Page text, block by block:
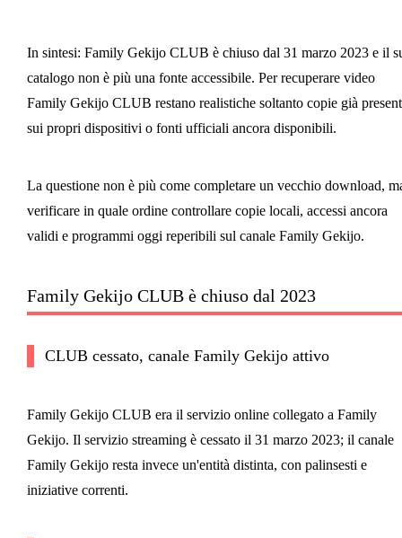
In sintesi: Family Gekijo CLUB è chiuso dal 31 marzo 2023 e il
catalogo non è più una fonte accessibile. Per recuperare video
Family Gekijo CLUB restano realistiche soltanto copie già
sui propri dispositivi o fonti ufficiali ancora disponibili.
La questione non è più come completare un vecchio download,
verificare in quale ordine controllare copie locali, accessi ancora
validi e programmi oggi reperibili sul canale Family Gekijo.
Family Gekijo CLUB è chiuso dal 2023
CLUB cessato, canale Family Gekijo attivo
Family Gekijo CLUB era il servizio online collegato a Family
Gekijo. Il servizio streaming è cessato il 31 marzo 2023; il canale
Family Gekijo resta invece un'entità distinta, con palinsesti e
iniziative correnti.